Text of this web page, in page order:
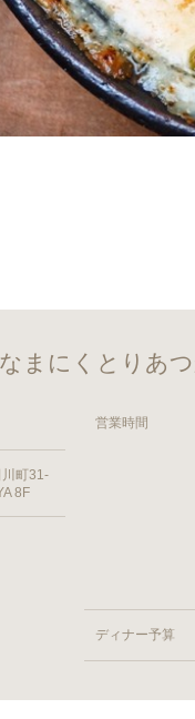
まにくとりあ
町31-
8F
営業時間
ディナー予算